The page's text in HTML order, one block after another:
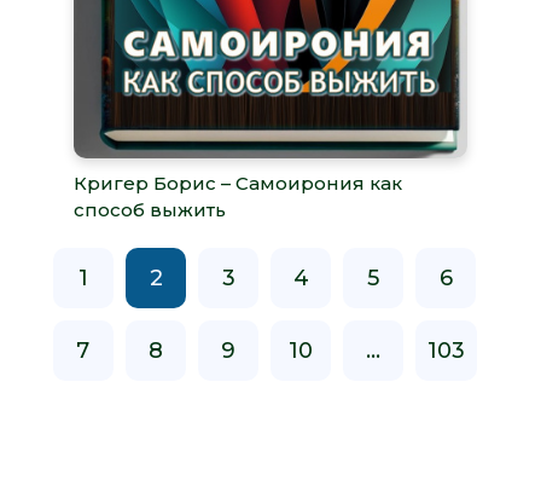
Кригер Борис – Самоирония как
способ выжить
1 2 3 4 5 6
7 8 9 10 ... 103